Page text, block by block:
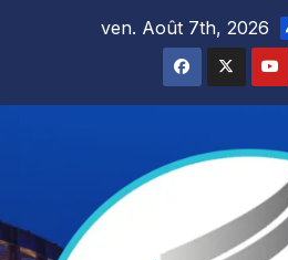
ven. Août 7th, 2026